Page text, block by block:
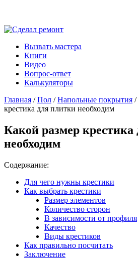
Вызвать мастера
Книги
Видео
Вопрос-ответ
Калькуляторы
Главная /Пол /Напольные покрытия /
крестика для плитки необходим
Какой размер
необходим
Содержание:
Для чего нужны крестики
Как выбрать крестики
Размер элементов
Количество сторон
В зависимости от профиля
Качество
Виды крестиков
Как правильно посчитать
Заключение